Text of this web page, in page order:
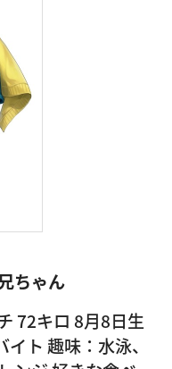
ちゃん
72キロ 8月8日生
ト 趣味：水泳、